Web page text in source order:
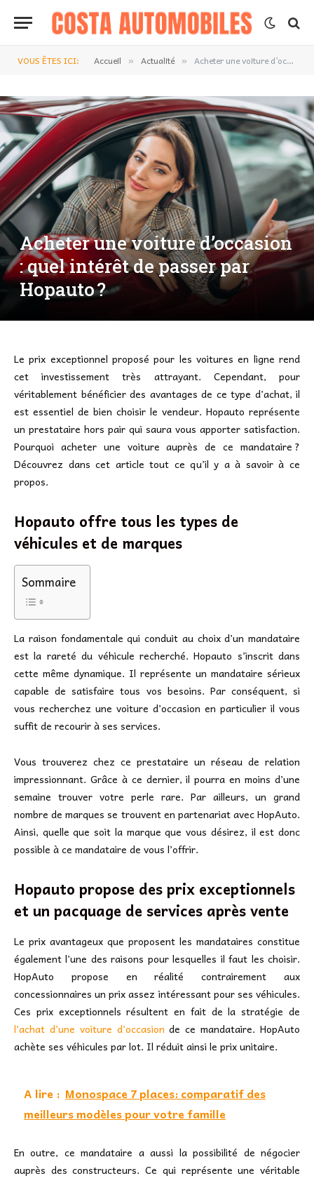
VOUS ÊTES ICI: Accueil » Actualité » Acheter une voiture d’occasion : quel intérêt de passer par Hopauto ?
Acheter une voiture d’occasion
: quel intérêt de passer par
Hopauto ?
Le prix exceptionnel proposé pour les voitures en ligne rend
cet investissement très attrayant. Cependant, pour
véritablement bénéficier des avantages de ce type d’achat, il
est essentiel de bien choisir le vendeur. Hopauto représente
un prestataire hors pair qui saura vous apporter satisfaction.
Pourquoi acheter une voiture auprès de ce mandataire ?
Découvrez dans cet article tout ce qu’il y a à savoir à ce
propos.
Hopauto offre tous les types de
véhicules et de marques
Sommaire
La raison fondamentale qui conduit au choix d’un mandataire
est la rareté du véhicule recherché. Hopauto s’inscrit dans
cette même dynamique. Il représente un mandataire sérieux
capable de satisfaire tous vos besoins. Par conséquent, si
vous recherchez une voiture d’occasion en particulier il vous
suffit de recourir à ses services.
Vous trouverez chez ce prestataire un réseau de relation
impressionnant. Grâce à ce dernier, il pourra en moins d’une
semaine trouver votre perle rare. Par ailleurs, un grand
nombre de marques se trouvent en partenariat avec HopAuto.
Ainsi, quelle que soit la marque que vous désirez, il est donc
possible à ce mandataire de vous l’offrir.
Hopauto propose des prix exceptionnels
et un pacquage de services après vente
Le prix avantageux que proposent les mandataires constitue
également l’une des raisons pour lesquelles il faut les choisir.
HopAuto propose en réalité contrairement aux
concessionnaires un prix assez intéressant pour ses véhicules.
Ces prix exceptionnels résultent en fait de la stratégie de
l’achat d’une voiture d’occasion de ce mandataire. HopAuto
achète ses véhicules par lot. Il réduit ainsi le prix unitaire.
A lire : Monospace 7 places: comparatif des
meilleurs modèles pour votre famille
En outre, ce mandataire a aussi la possibilité de négocier
auprès des constructeurs. Ce qui représente une véritable